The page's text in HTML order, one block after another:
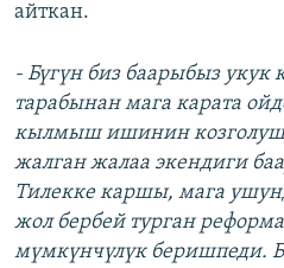
айткан.
- Бүгүн биз баарыбыз укук
тарабынан мага карата
кылмыш ишинин
жалган жалаа экендиги
Тилекке каршы, мага
жол бербей турган
мүмкүнчүлүк беришпеди.